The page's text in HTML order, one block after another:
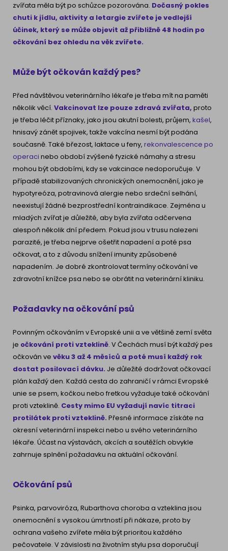
zvířata měla být po schůzce pozorována. Dočasný pokles
chuti k jídlu, aktivity a letargie zvířete je vedlejší
účinek, který se může objevit až přibližně 48 hodin po
očkování bez ohledu na věk zvířete.
Může být očkován každý pes?
Před návštěvou veterinárního lékaře je třeba mít na paměti
několik věcí. Vakcinovat lze pouze zdravá zvířata, proto
je třeba léčit příznaky, jako jsou akutní bolesti, průjem, kašel,
hnisavý zánět spojivek, takže vakcína nesmí být podána
současně. Také březost, laktace u feny, rekonvalescence po
operaci nebo období zvýšené fyzické námahy a stresu
mohou být obdobími, kdy se vakcinace nedoporučuje. V
případě stabilizovaných chronických onemocnění, jako je
hypotyreóza, potravinová alergie nebo srdeční selhání,
neexistují žádné bezprostřední kontraindikace. Zejména u
mladých zvířat je důležité, aby byla zvířata odčervena
alespoň několik dní předem. Pokud jsou v trusu nalezeni
parazité, je třeba nejprve ošetřit napadení a poté psa
očkovat, a to z důvodu snížení imunity způsobené
napadením. Je dobré zkontrolovat termíny očkování ve
zdravotní knížce psa nebo se obrátit na veterinární kliniku.
Požadavky na očkování psů
Povinným očkováním v Evropské unii a ve většině zemí světa
je očkování proti vzteklině. V Čechách musí být každý pes
očkován ve věku 3 až 4 měsíců a poté musí každý rok
dostat posilovací dávku. Je důležité dodržovat očkovací
plán každý den. Každá cesta do zahraničí v rámci Evropské
unie se psem, kočkou nebo fretkou vyžaduje také očkování
proti vzteklině. Cesty mimo EU vyžadují navíc titraci
protilátek proti vzteklině. Přesné informace získáte na
okresní veterinární inspekci nebo u svého veterinárního
lékaře. Účast na výstavách, akcích a soutěžích obvykle
zahrnuje splnění požadavku na aktuální očkování.
Očkování psů
Psinka, parvoviróza, Rubarthova choroba a vzteklina jsou
onemocnění s vysokou úmrtností při nákaze, proto by
ochrana vašeho zvířete měla být prioritou každého
pečovatele. V závislosti na životním stylu psa doporučují